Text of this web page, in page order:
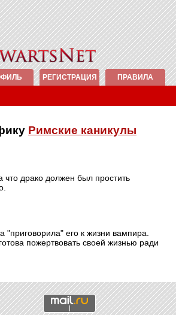
РЕГИСТРАЦИЯ ПРАВИЛА
Римские каникулы
что драко должен был простить
"приговорила" его к жизни вампира.
пожертвовать своей жизнью ради